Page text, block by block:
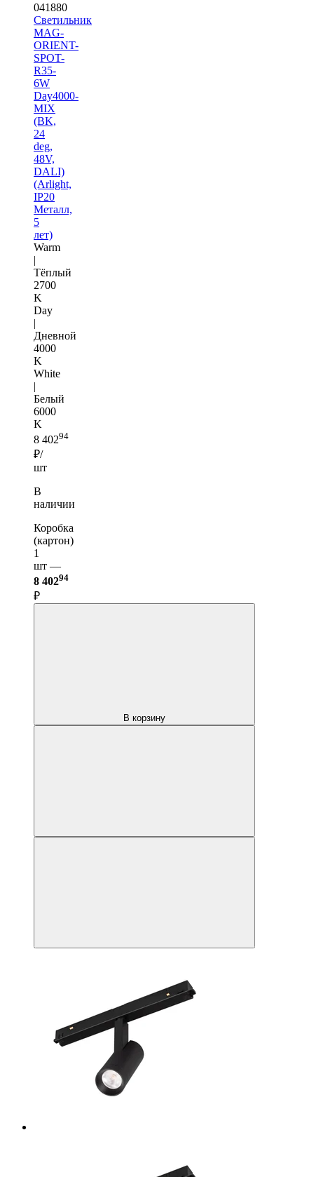
041880
Светильник
MAG-
ORIENT-
SPOT-
R35-
6W
Day4000-
MIX
(BK,
24
deg,
48V,
DALI)
(Arlight,
IP20
Металл,
5
лет)
Warm
|
Тёплый
2700
K
Day
|
Дневной
4000
K
White
|
Белый
6000
K
8 40294
₽/
шт
В
наличии
Коробка
(картон)
1
шт —
8 40294
₽
В корзину